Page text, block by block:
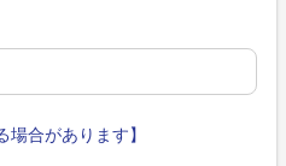
場合があります】